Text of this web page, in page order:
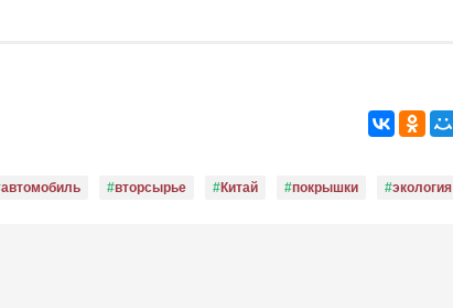
автомобиль вторсырье Китай покрышки экология